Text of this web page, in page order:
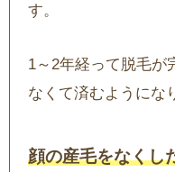
す。
1～2年経って脱毛が
なくて済むようにな
顔の産毛をなくし